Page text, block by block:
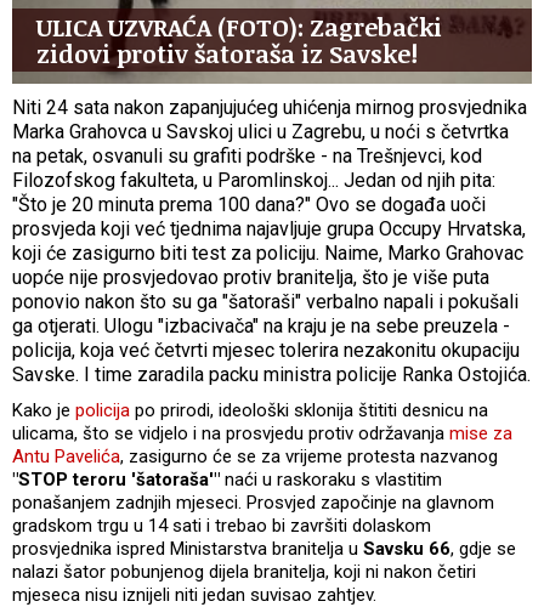
ULICA UZVRAĆA (FOTO): Zagrebački
zidovi protiv šatoraša iz Savske!
Niti 24 sata nakon zapanjujućeg uhićenja mirnog prosvjednika
Marka Grahovca u Savskoj ulici u Zagrebu, u noći s četvrtka
na petak, osvanuli su grafiti podrške - na Trešnjevci, kod
Filozofskog fakulteta, u Paromlinskoj... Jedan od njih pita:
"Što je 20 minuta prema 100 dana?" Ovo se događa uoči
prosvjeda koji već tjednima najavljuje grupa Occupy Hrvatska,
koji će zasigurno biti test za policiju. Naime, Marko Grahovac
uopće nije prosvjedovao protiv branitelja, što je više puta
ponovio nakon što su ga "šatoraši" verbalno napali i pokušali
ga otjerati. Ulogu "izbacivača" na kraju je na sebe preuzela -
policija, koja već četvrti mjesec tolerira nezakonitu okupaciju
Savske. I time zaradila packu ministra policije Ranka Ostojića.
Kako je policija po prirodi, ideološki sklonija štititi desnicu na
ulicama, što se vidjelo i na prosvjedu protiv održavanja mise za
Antu Pavelića, zasigurno će se za vrijeme protesta nazvanog
"STOP teroru 'šatoraša'" naći u raskoraku s vlastitim
ponašanjem zadnjih mjeseci. Prosvjed započinje na glavnom
gradskom trgu u 14 sati i trebao bi završiti dolaskom
prosvjednika ispred Ministarstva branitelja u Savsku 66, gdje se
nalazi šator pobunjenog dijela branitelja, koji ni nakon četiri
mjeseca nisu iznijeli niti jedan suvisao zahtjev.